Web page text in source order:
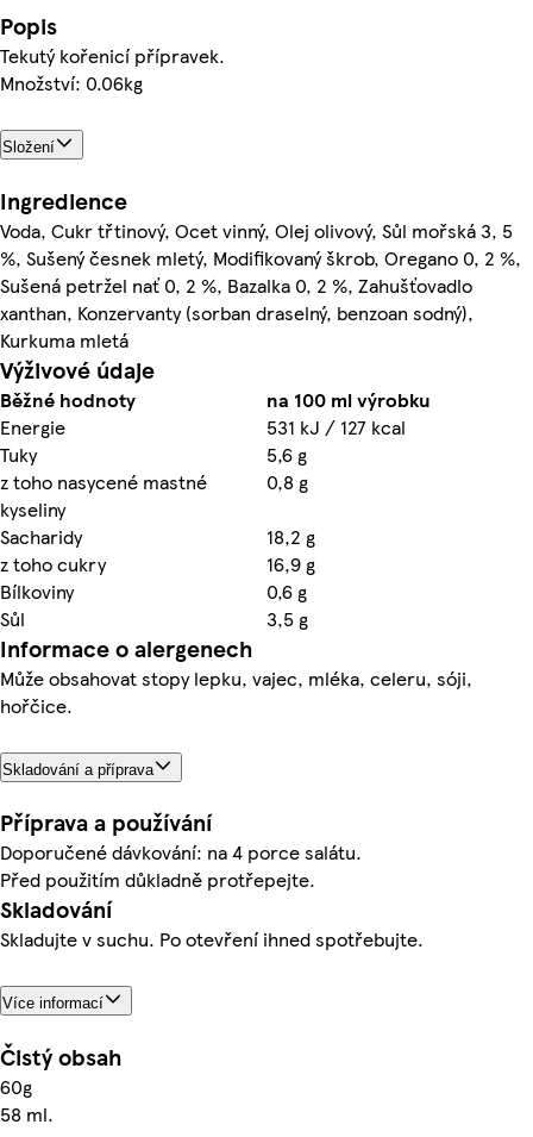
Popis
Tekutý kořenicí přípravek.
Množství: 0.06kg
Složení
Ingredience
Voda, Cukr třtinový, Ocet vinný, Olej olivový, Sůl mořská 3, 5
%, Sušený česnek mletý, Modifikovaný škrob, Oregano 0, 2 %,
Sušená petržel nať 0, 2 %, Bazalka 0, 2 %, Zahušťovadlo
xanthan, Konzervanty (sorban draselný, benzoan sodný),
Kurkuma mletá
Výživové údaje
Běžné hodnoty
na 100 ml výrobku
Energie
531 kJ / 127 kcal
Tuky
5,6 g
z toho nasycené mastné
kyseliny
0,8 g
Sacharidy
18,2 g
z toho cukry
16,9 g
Bílkoviny
0,6 g
Sůl
3,5 g
Informace o alergenech
Může obsahovat stopy lepku, vajec, mléka, celeru, sóji,
hořčice.
Skladování a příprava
Příprava a používání
Doporučené dávkování: na 4 porce salátu.
Před použitím důkladně protřepejte.
Skladování
Skladujte v suchu. Po otevření ihned spotřebujte.
Více informací
Čistý obsah
60g
58 ml.